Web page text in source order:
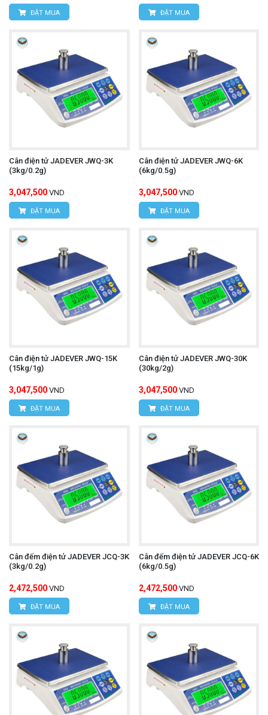
ĐẶT MUA ĐẶT MUA
Cân điện tử JADEVER JWQ-3K
(3kg/0.2g)
3,047,500 VND
ĐẶT MUA
Cân điện tử JADEVER JWQ-6K
(6kg/0.5g)
3,047,500 VND
ĐẶT MUA
Cân điện tử JADEVER JWQ-15K
(15kg/1g)
3,047,500 VND
ĐẶT MUA
Cân điện tử JADEVER JWQ-30K
(30kg/2g)
3,047,500 VND
ĐẶT MUA
Cân đếm điện tử JADEVER JCQ-3K
(3kg/0.2g)
2,472,500 VND
ĐẶT MUA
Cân đếm điện tử JADEVER JCQ-6K
(6kg/0.5g)
2,472,500 VND
ĐẶT MUA